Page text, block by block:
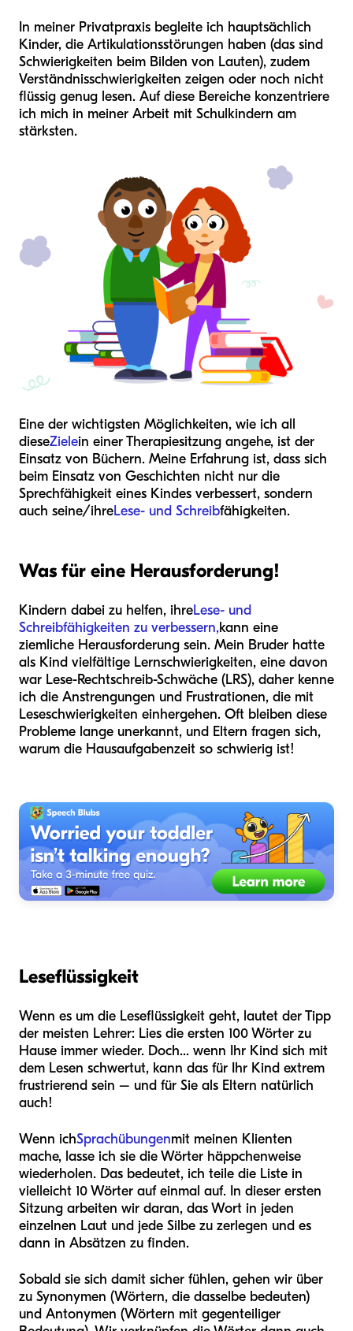
In meiner Privatpraxis begleite ich hauptsächlich
Kinder, die Artikulationsstörungen haben (das sind
Schwierigkeiten beim Bilden von Lauten), zudem
Verständnisschwierigkeiten zeigen oder noch nicht
flüssig genug lesen. Auf diese Bereiche konzentriere
ich mich in meiner Arbeit mit Schulkindern am
stärksten.
Eine der wichtigsten Möglichkeiten, wie ich all
dieseZielein einer Therapiesitzung angehe, ist der
Einsatz von Büchern. Meine Erfahrung ist, dass sich
beim Einsatz von Geschichten nicht nur die
Sprechfähigkeit eines Kindes verbessert, sondern
auch seine/ihreLese- und Schreibfähigkeiten.
Was für eine Herausforderung!
Kindern dabei zu helfen, ihreLese- und
Schreibfähigkeiten zu verbessern,kann eine
ziemliche Herausforderung sein. Mein Bruder hatte
als Kind vielfältige Lernschwierigkeiten, eine davon
war Lese-Rechtschreib-Schwäche (LRS), daher kenne
ich die Anstrengungen und Frustrationen, die mit
Leseschwierigkeiten einhergehen. Oft bleiben diese
Probleme lange unerkannt, und Eltern fragen sich,
warum die Hausaufgabenzeit so schwierig ist!
Leseflüssigkeit
Wenn es um die Leseflüssigkeit geht, lautet der Tipp
der meisten Lehrer: Lies die ersten 100 Wörter zu
Hause immer wieder. Doch... wenn Ihr Kind sich mit
dem Lesen schwertut, kann das für Ihr Kind extrem
frustrierend sein – und für Sie als Eltern natürlich
auch!
Wenn ichSprachübungenmit meinen Klienten
mache, lasse ich sie die Wörter häppchenweise
wiederholen. Das bedeutet, ich teile die Liste in
vielleicht 10 Wörter auf einmal auf. In dieser ersten
Sitzung arbeiten wir daran, das Wort in jeden
einzelnen Laut und jede Silbe zu zerlegen und es
dann in Absätzen zu finden.
Sobald sie sich damit sicher fühlen, gehen wir über
zu Synonymen (Wörtern, die dasselbe bedeuten)
und Antonymen (Wörtern mit gegenteiliger